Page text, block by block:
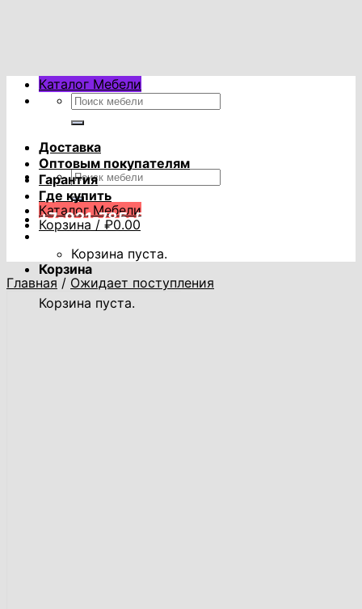
Искать:
Каталог Мебели
+7-921-785-53-53
Корзина
Корзина пуста.
Каталог Мебели
Искать:
Доставка
Оптовым покупателям
Гарантия
Где купить
Корзина / ₽0.00
Корзина пуста.
Главная / Ожидает поступления